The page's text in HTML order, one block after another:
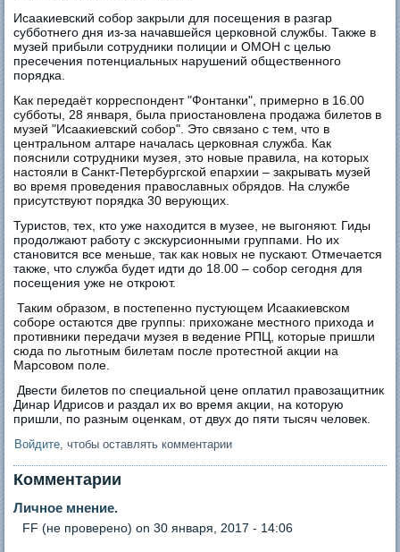
Исаакиевский собор закрыли для посещения в разгар
субботнего дня из-за начавшейся церковной службы. Также в
музей прибыли сотрудники полиции и ОМОН с целью
пресечения потенциальных нарушений общественного
порядка.
Как передаёт корреспондент "Фонтанки", примерно в 16.00
субботы, 28 января, была приостановлена продажа билетов в
музей "Исаакиевский собор". Это связано с тем, что в
центральном алтаре началась церковная служба. Как
пояснили сотрудники музея, это новые правила, на которых
настояли в Санкт-Петербургской епархии – закрывать музей
во время проведения православных обрядов. На службе
присутствуют порядка 30 верующих.
Туристов, тех, кто уже находится в музее, не выгоняют. Гиды
продолжают работу с экскурсионными группами. Но их
становится все меньше, так как новых не пускают. Отмечается
также, что служба будет идти до 18.00 – собор сегодня для
посещения уже не откроют.
Таким образом, в постепенно пустующем Исаакиевском
соборе остаются две группы: прихожане местного прихода и
противники передачи музея в ведение РПЦ, которые пришли
сюда по льготным билетам после протестной акции на
Марсовом поле.
Двести билетов по специальной цене оплатил правозащитник
Динар Идрисов и раздал их во время акции, на которую
пришли, по разным оценкам, от двух до пяти тысяч человек.
Войдите , чтобы оставлять комментарии
Комментарии
Личное мнение.
FF (не проверено) on 30 января, 2017 - 14:06